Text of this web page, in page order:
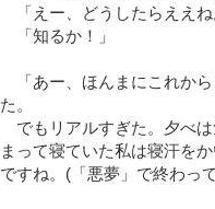
「えー、どうしたらええね
「知るか！」
「あー、ほんまにこれか
た。
でもリアルすぎた。夕べ
まって寝ていた私は寝汗を
ですね。(「悪夢」で終わっ